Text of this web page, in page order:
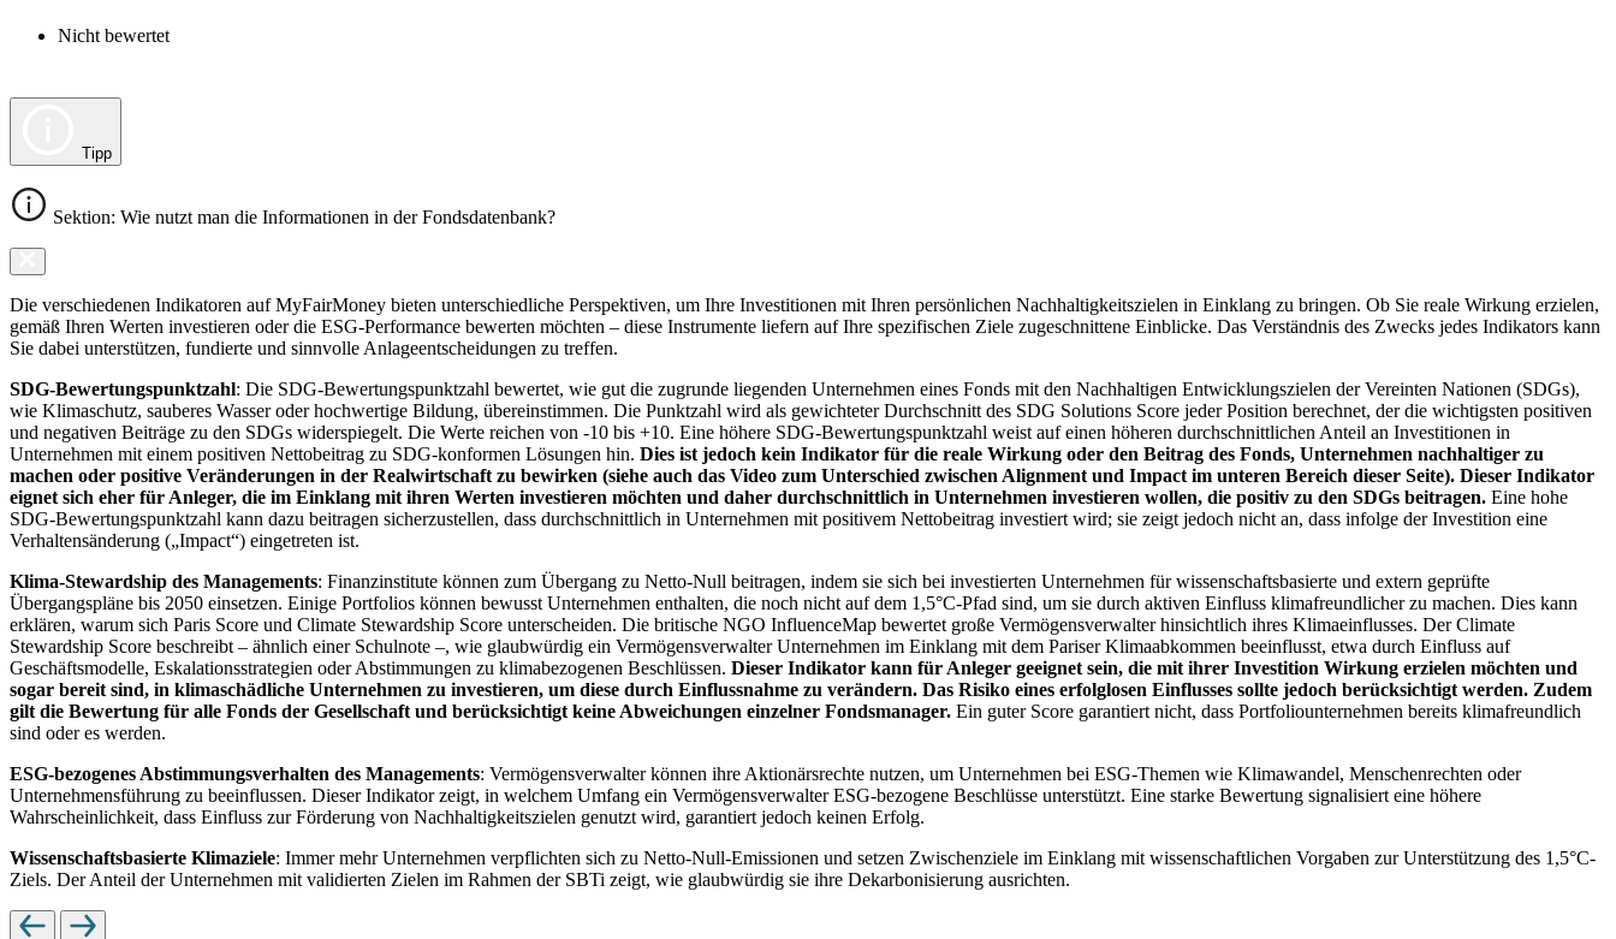
Nicht bewertet
Tipp
Sektion: Wie nutzt man die Informationen in der Fondsdatenbank?
Die verschiedenen Indikatoren auf MyFairMoney bieten unterschiedliche Perspektiven, um Ihre Investitionen mit Ihren persönlichen Nachhaltigkeitszielen in Einklang zu bringen. Ob Sie reale Wirkung erzielen,
gemäß Ihren Werten investieren oder die ESG-Performance bewerten möchten – diese Instrumente liefern auf Ihre spezifischen Ziele zugeschnittene Einblicke. Das Verständnis des Zwecks jedes Indikators kann
Sie dabei unterstützen, fundierte und sinnvolle Anlageentscheidungen zu treffen.
SDG-Bewertungspunktzahl: Die SDG-Bewertungspunktzahl bewertet, wie gut die zugrunde liegenden Unternehmen eines Fonds mit den Nachhaltigen Entwicklungszielen der Vereinten Nationen (SDGs),
wie Klimaschutz, sauberes Wasser oder hochwertige Bildung, übereinstimmen. Die Punktzahl wird als gewichteter Durchschnitt des SDG Solutions Score jeder Position berechnet, der die wichtigsten positiven
und negativen Beiträge zu den SDGs widerspiegelt. Die Werte reichen von -10 bis +10. Eine höhere SDG-Bewertungspunktzahl weist auf einen höheren durchschnittlichen Anteil an Investitionen in
Unternehmen mit einem positiven Nettobeitrag zu SDG-konformen Lösungen hin. Dies ist jedoch kein Indikator für die reale Wirkung oder den Beitrag des Fonds, Unternehmen nachhaltiger zu
machen oder positive Veränderungen in der Realwirtschaft zu bewirken (siehe auch das Video zum Unterschied zwischen Alignment und Impact im unteren Bereich dieser Seite). Dieser Indikator
eignet sich eher für Anleger, die im Einklang mit ihren Werten investieren möchten und daher durchschnittlich in Unternehmen investieren wollen, die positiv zu den SDGs beitragen. Eine hohe
SDG-Bewertungspunktzahl kann dazu beitragen sicherzustellen, dass durchschnittlich in Unternehmen mit positivem Nettobeitrag investiert wird; sie zeigt jedoch nicht an, dass infolge der Investition eine
Verhaltensänderung („Impact“) eingetreten ist.
Klima-Stewardship des Managements: Finanzinstitute können zum Übergang zu Netto-Null beitragen, indem sie sich bei investierten Unternehmen für wissenschaftsbasierte und extern geprüfte
Übergangspläne bis 2050 einsetzen. Einige Portfolios können bewusst Unternehmen enthalten, die noch nicht auf dem 1,5°C-Pfad sind, um sie durch aktiven Einfluss klimafreundlicher zu machen. Dies kann
erklären, warum sich Paris Score und Climate Stewardship Score unterscheiden. Die britische NGO InfluenceMap bewertet große Vermögensverwalter hinsichtlich ihres Klimaeinflusses. Der Climate
Stewardship Score beschreibt – ähnlich einer Schulnote –, wie glaubwürdig ein Vermögensverwalter Unternehmen im Einklang mit dem Pariser Klimaabkommen beeinflusst, etwa durch Einfluss auf
Geschäftsmodelle, Eskalationsstrategien oder Abstimmungen zu klimabezogenen Beschlüssen. Dieser Indikator kann für Anleger geeignet sein, die mit ihrer Investition Wirkung erzielen möchten und
sogar bereit sind, in klimaschädliche Unternehmen zu investieren, um diese durch Einflussnahme zu verändern. Das Risiko eines erfolglosen Einflusses sollte jedoch berücksichtigt werden. Zudem
gilt die Bewertung für alle Fonds der Gesellschaft und berücksichtigt keine Abweichungen einzelner Fondsmanager. Ein guter Score garantiert nicht, dass Portfoliounternehmen bereits klimafreundlich
sind oder es werden.
ESG-bezogenes Abstimmungsverhalten des Managements: Vermögensverwalter können ihre Aktionärsrechte nutzen, um Unternehmen bei ESG-Themen wie Klimawandel, Menschenrechten oder
Unternehmensführung zu beeinflussen. Dieser Indikator zeigt, in welchem Umfang ein Vermögensverwalter ESG-bezogene Beschlüsse unterstützt. Eine starke Bewertung signalisiert eine höhere
Wahrscheinlichkeit, dass Einfluss zur Förderung von Nachhaltigkeitszielen genutzt wird, garantiert jedoch keinen Erfolg.
Wissenschaftsbasierte Klimaziele: Immer mehr Unternehmen verpflichten sich zu Netto-Null-Emissionen und setzen Zwischenziele im Einklang mit wissenschaftlichen Vorgaben zur Unterstützung des 1,5°C-
Ziels. Der Anteil der Unternehmen mit validierten Zielen im Rahmen der SBTi zeigt, wie glaubwürdig sie ihre Dekarbonisierung ausrichten.